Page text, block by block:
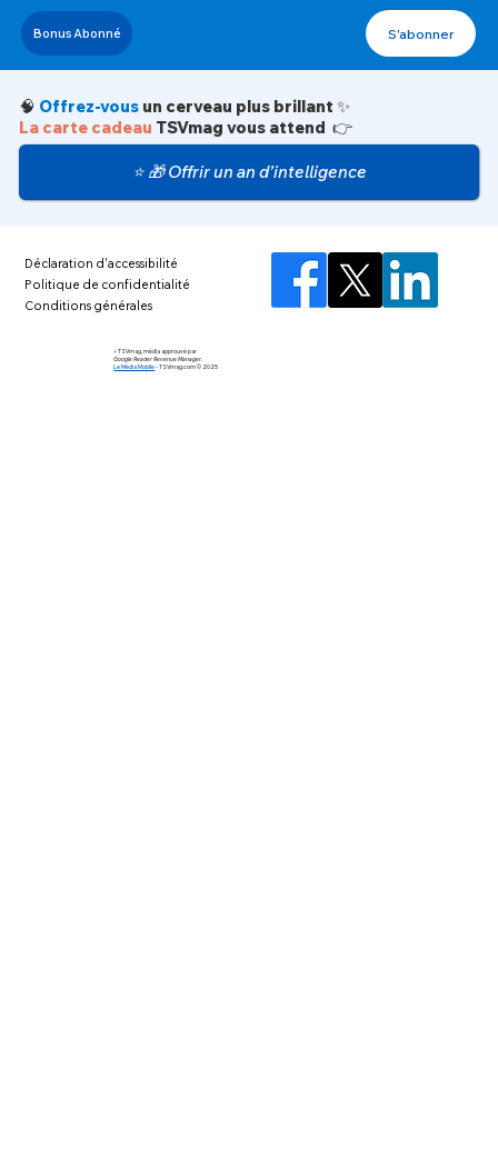
Bonus Abonné S'abonner
🧠 Offrez-vous un cerveau plus brillant ✨
La carte cadeau TSVmag vous attend 👉
⭐ 🎁 Offrir un an d’intelligence
Déclaration d'accessibilité
Politique de confidentialité
Conditions générales
⚡️ TSVmag, média approuvé par
Google Reader Revenue Manager.
Le Média Mobile-TSVmag.com © 2025